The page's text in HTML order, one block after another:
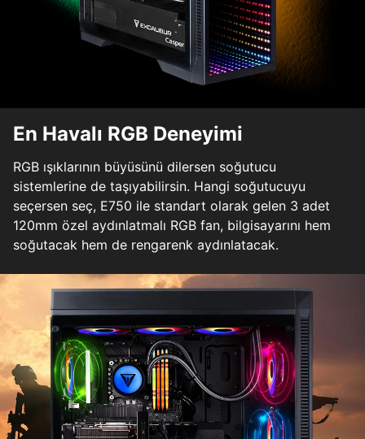
En Havalı RGB Deneyimi
RGB ışıklarının büyüsünü dilersen soğutucu
sistemlerine de taşıyabilirsin. Hangi soğutucuyu
seçersen seç, E750 ile standart olarak gelen 3 adet
120mm özel aydınlatmalı RGB fan, bilgisayarını hem
soğutacak hem de rengarenk aydınlatacak.